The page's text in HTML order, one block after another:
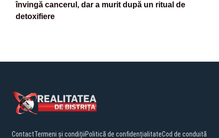
învingă cancerul, dar a murit după un ritual de
detoxifiere
ContactTermeni și condițiiPolitică de confidențialitateCod de conduită